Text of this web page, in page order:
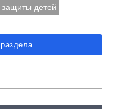
защиты детей